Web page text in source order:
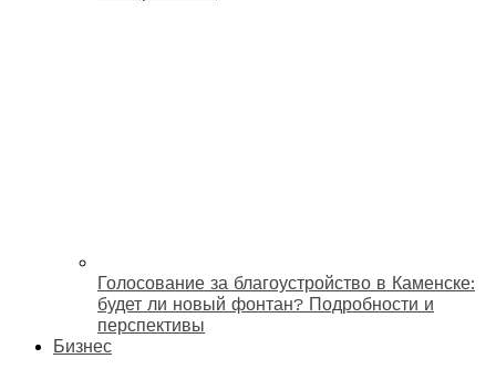
Голосование за благоустройство в Каменске:
будет ли новый фонтан? Подробности и
перспективы
Бизнес